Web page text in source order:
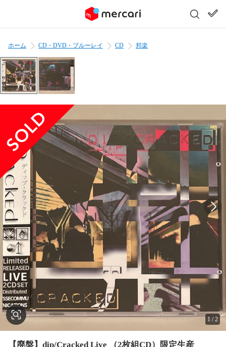
ホーム CD・DVD・ブルーレイ CD 邦楽
1 /2
【廃盤】dip/Cracked Live （2枚組CD）限定生産